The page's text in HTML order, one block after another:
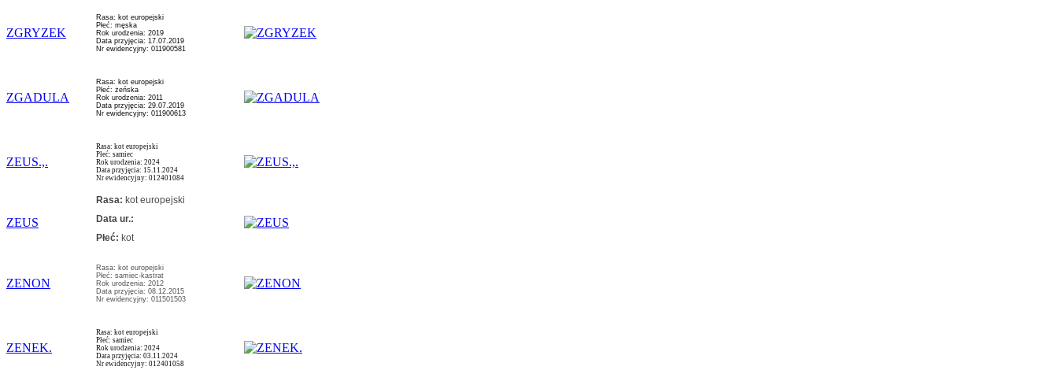
ZGRYZEK
Rasa: kot europejski
Płeć: męska
Rok urodzenia: 2019
Data przyjęcia: 17.07.2019
Nr ewidencyjny: 011900581
ZGADULA
Rasa: kot europejski
Płeć: żeńska
Rok urodzenia: 2011
Data przyjęcia: 29.07.2019
Nr ewidencyjny: 011900613
ZEUS.,.
Rasa: kot europejski
Płeć: samiec
Rok urodzenia: 2024
Data przyjęcia: 15.11.2024
Nr ewidencyjny: 012401084
ZEUS
Rasa: kot europejski
Data ur.:
Płeć: kot
ZENON
Rasa: kot europejski
Płeć: samiec-kastrat
Rok urodzenia: 2012
Data przyjęcia: 08.12.2015
Nr ewidencyjny: 011501503
ZENEK.
Rasa: kot europejski
Płeć: samiec
Rok urodzenia: 2024
Data przyjęcia: 03.11.2024
Nr ewidencyjny: 012401058